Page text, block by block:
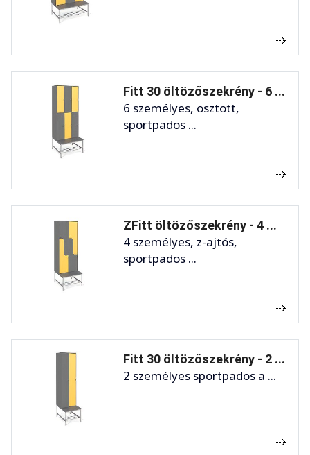
Fitt 30 öltözőszekrény - 6 ...
6 személyes, osztott,
sportpados ...
ZFitt öltözőszekrény - 4 ...
4 személyes, z-ajtós,
sportpados ...
Fitt 30 öltözőszekrény - 2 ...
2 személyes sportpados a ...